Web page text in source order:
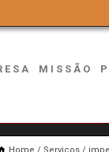
MISSÃO
Home Serviços